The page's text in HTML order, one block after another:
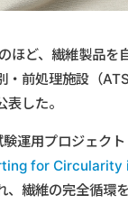
ほど、繊維製品を
・前処理施設（
した。
運用プロジェク
for Circularity
、繊維の完全循環